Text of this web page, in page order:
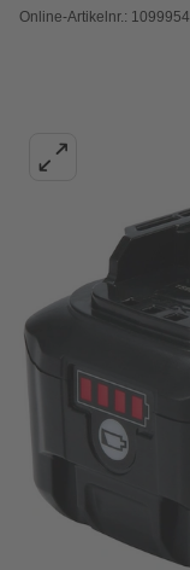
Online-Artikelnr.: 1099954